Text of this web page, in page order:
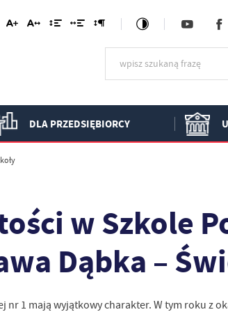
DLA PRZEDSIĘBIORCY
w Szkole
Dąbka –
1 mają wyjątkowy charakter. W tym roku z